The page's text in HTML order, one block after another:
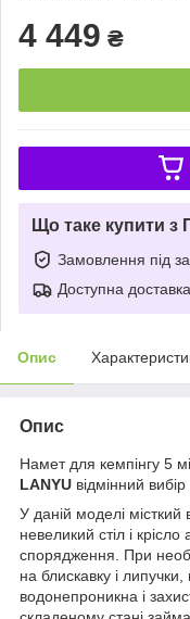
4 449 ₴
Що таке купити з
Замовлення під
Доступна доставка
Опис
Опис
Намет для кемпінгу 5
LANYU відмінний
У даній моделі
невеликий стіл і
спорядження. При
на блискавку і
водонепроникна і